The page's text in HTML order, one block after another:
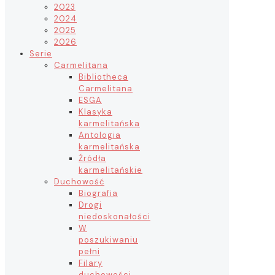
2023
2024
2025
2026
Serie
Carmelitana
Bibliotheca
Carmelitana
ESGA
Klasyka
karmelitańska
Antologia
karmelitańska
Źródła
karmelitańskie
Duchowość
Biografia
Drogi
niedoskonałości
W
poszukiwaniu
pełni
Filary